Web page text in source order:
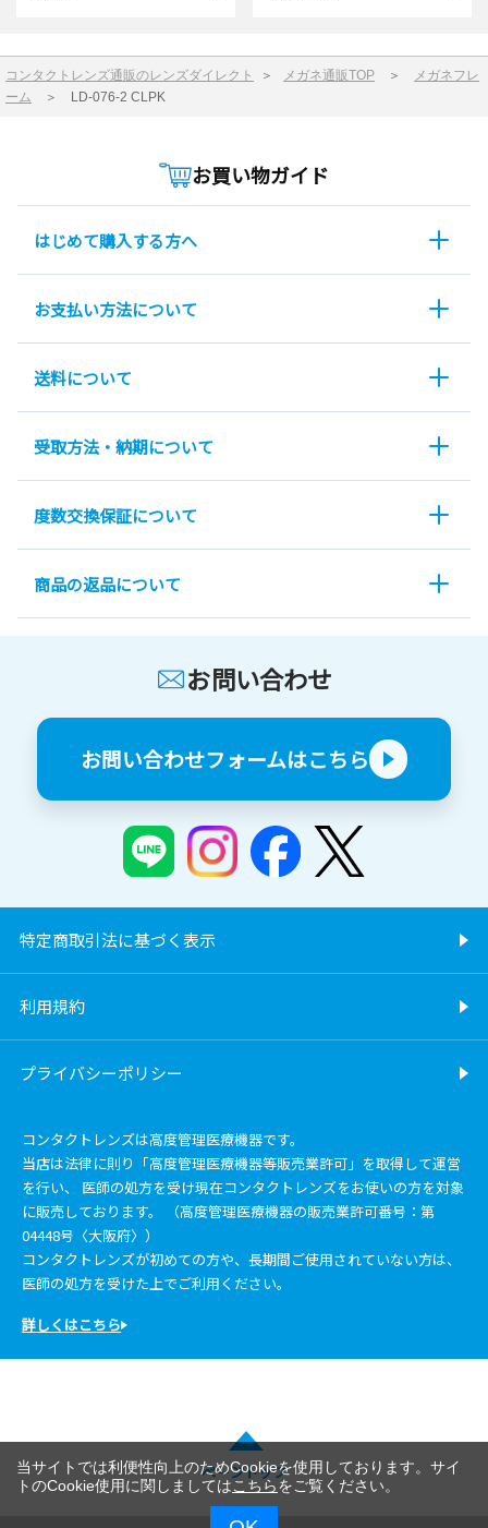
コンタクトレンズ通販のレンズダイレクト ＞ メガネ通販TOP ＞
メガネフレ
ーム
＞ LD-076-2 CLPK
お買い物ガイド
はじめて購入する方へ
お支払い方法について
送料について
受取方法・納期について
度数交換保証について
商品の返品について
お問い合わせ
お問い合わせフォームはこちら
特定商取引法に基づく表示
利用規約
プライバシーポリシー
コンタクトレンズは高度管理医療機器です。
当店は法律に則り「高度管理医療機器等販売業許可」を取得して運営
を行い、 医師の処方を受け現在コンタクトレンズをお使いの方を対象
に販売しております。 （高度管理医療機器の販売業許可番号：第
04448号〈大阪府〉）
コンタクトレンズが初めての方や、長期間ご使用されていない方は、
医師の処方を受けた上でご利用ください。
詳しくはこちら
ページトップ
当サイトでは利便性向上のためCookieを使用しております。サイ
トのCookie使用に関しましてはこちらをご覧ください。